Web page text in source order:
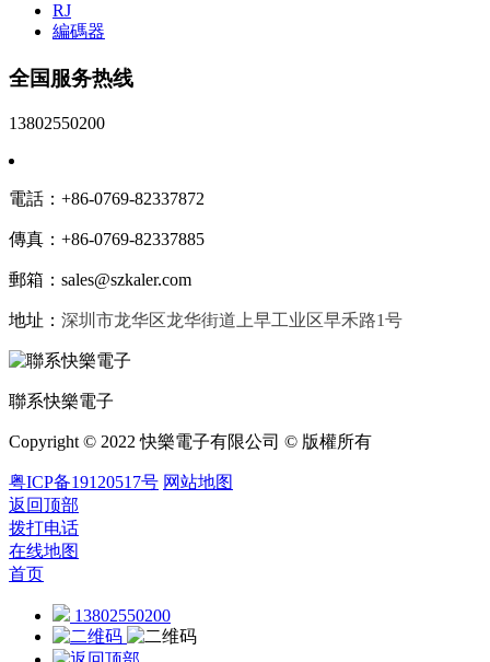
RJ
編碼器
全国服务热线
13802550200
電話：+86-0769-82337872
傳真：+86-0769-82337885
郵箱：sales@szkaler.com
地址： 深圳市龙华区龙华街道上早工业区早禾路1号
聯系快樂電子
Copyright © 2022 快樂電子有限公司 © 版權所有
粤ICP备19120517号 网站地图
返回顶部
拨打电话
在线地图
首页
13802550200